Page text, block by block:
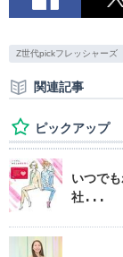
Z世代pickフレッシャーズ
関連記事
ピックアップ
いつで
社...